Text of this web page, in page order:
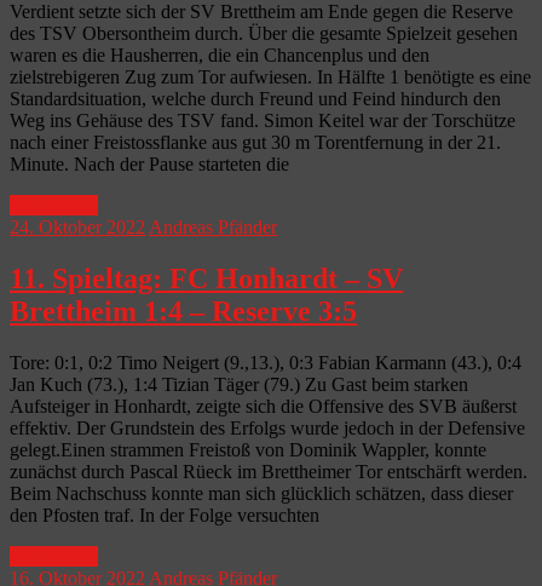
Verdient setzte sich der SV Brettheim am Ende gegen die Reserve
des TSV Obersontheim durch. Über die gesamte Spielzeit gesehen
waren es die Hausherren, die ein Chancenplus und den
zielstrebigeren Zug zum Tor aufwiesen. In Hälfte 1 benötigte es eine
Standardsituation, welche durch Freund und Feind hindurch den
Weg ins Gehäuse des TSV fand. Simon Keitel war der Torschütze
nach einer Freistossflanke aus gut 30 m Torentfernung in der 21.
Minute. Nach der Pause starteten die
24. Oktober 2022 Andreas Pfänder
11. Spieltag: FC Honhardt – SV
Brettheim 1:4 – Reserve 3:5
Tore: 0:1, 0:2 Timo Neigert (9.,13.), 0:3 Fabian Karmann (43.), 0:4
Jan Kuch (73.), 1:4 Tizian Täger (79.) Zu Gast beim starken
Aufsteiger in Honhardt, zeigte sich die Offensive des SVB äußerst
effektiv. Der Grundstein des Erfolgs wurde jedoch in der Defensive
gelegt.Einen strammen Freistoß von Dominik Wappler, konnte
zunächst durch Pascal Rüeck im Brettheimer Tor entschärft werden.
Beim Nachschuss konnte man sich glücklich schätzen, dass dieser
den Pfosten traf. In der Folge versuchten
16. Oktober 2022 Andreas Pfänder